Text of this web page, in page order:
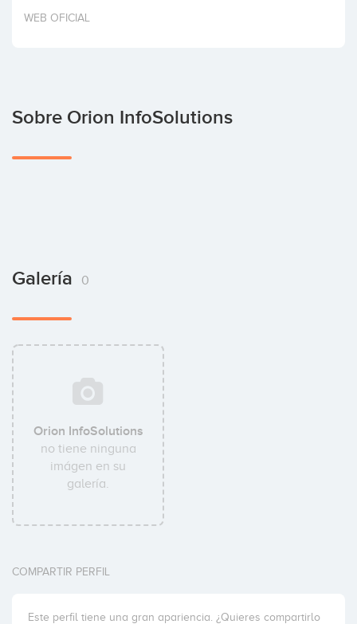
Invertir
WEB OFICIAL
Sobre Orion InfoSolutions
Galería 0
Orion InfoSolutions
no tiene ninguna
imágen en su
galería.
COMPARTIR PERFIL
Este perfil tiene una gran apariencia. ¿Quieres compartirlo